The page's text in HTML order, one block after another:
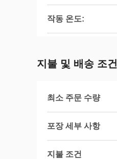
작동 온도:
지불 및 배송 조건
최소 주문 수량
포장 세부 사항
지불 조건